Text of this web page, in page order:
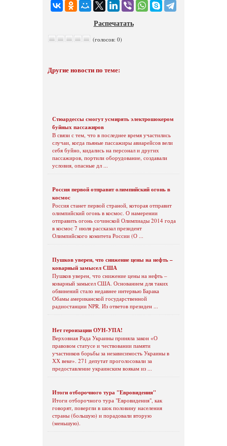
Распечатать
(голосов: 0)
Другие новости по теме:
Стюардессы смогут усмирять электрошокером
буйных пассажиров
В связи с тем, что в последнее время участились
случаи, когда пьяные пассажиры авиарейсов вели
себя буйно, кидались на персонал и других
пассажиров, портили оборудование, создавали
условия, опасные дл ...
Россия первой отправит олимпийский огонь в
космос
Россия станет первой страной, которая отправит
олимпийский огонь в космос. О намерении
отправить огонь сочинской Олимпиады 2014 года
в космос 7 июля рассказал президент
Олимпийского комитета России (О ...
Пушков уверен, что снижение цены на нефть –
коварный замысел США
Пушков уверен, что снижение цены на нефть –
коварный замысел США. Основанием для таких
обвинений стало недавнее интервью Барака
Обамы американской государственной
радиостанции NPR. Из ответов президен ...
Нет героизации ОУН-УПА!
Верховная Рада Украины приняла закон «О
правовом статусе и чествовании памяти
участников борьбы за независимость Украины в
ХХ веке». 271 депутат проголосовали за
предоставление украинским воякам из ...
Итоги отборочного тура "Евровидения"
Итоги отборочного тура "Евровидения", как
говорят, повергли в шок половину населения
страны (большую) и порадовали вторую
(меньшую).